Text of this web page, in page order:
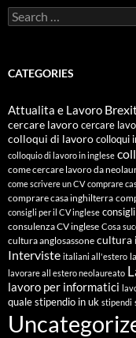
Search
for:
CATEGORIES
Attualita e Lavoro
cercare lavorocercare
colloqui di lavorocolloqui
colloquio di lavoro in inglese
come cercare lavoro da
come scrivere un CV comprare
comprare casa inghilterra
consigli per il CV inglese
consulenza CV inglese Cosa
cultura anglosassone cultura
Interviste italiani all'estero
lavorare all estero neolaureato
lavoro per informatici
quale stipendio in uk stipendi